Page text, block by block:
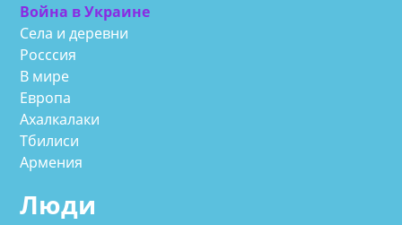
Война в Украине
Села и деревни
Росссия
В мире
Европа
Ахалкалаки
Тбилиси
Армения
Люди